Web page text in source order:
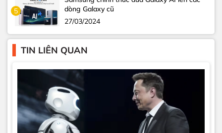
5
dòng Galaxy cũ
27/03/2024
TIN LIÊN QUAN